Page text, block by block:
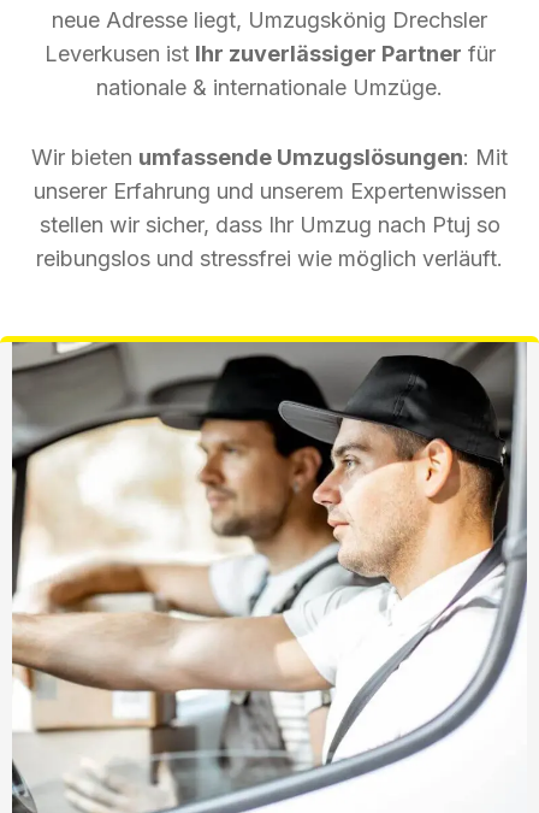
neue Adresse liegt, Umzugskönig Drechsler
Leverkusen ist Ihr zuverlässiger Partner für
nationale & internationale Umzüge.
Wir bieten umfassende Umzugslösungen: Mit
unserer Erfahrung und unserem Expertenwissen
stellen wir sicher, dass Ihr Umzug nach Ptuj so
reibungslos und stressfrei wie möglich verläuft.